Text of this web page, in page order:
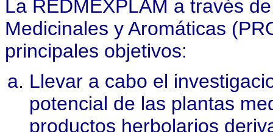
La REDMEXPLAM a través
Medicinales y Aromáticas
principales objetivos:
Llevar a cabo el
potencial de las plantas
productos herbolarios